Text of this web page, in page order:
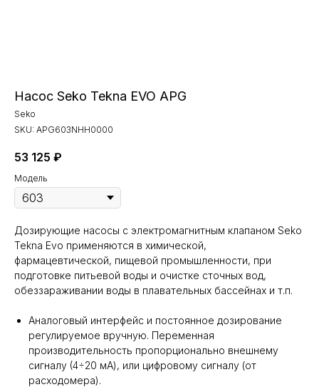
Насос Seko Tekna EVO APG
Seko
SKU: APG603NHH0000
53 125 ₽
Модель
Дозирующие насосы с электромагнитным клапаном Seko
Tekna Evo применяются в химической,
фармацевтической, пищевой промышленности, при
подготовке питьевой воды и очистке сточных вод,
обеззараживании воды в плавательных бассейнах и т.п.
Аналоговый интерфейс и постоянное дозирование
регулируемое вручную. Переменная
производительность пропорционально внешнему
сигналу (4÷20 мА), или цифровому сигналу (от
расходомера).